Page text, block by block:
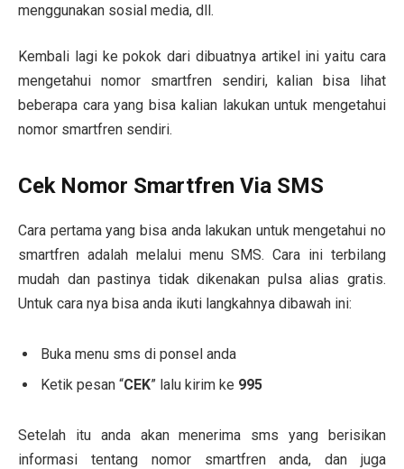
menggunakan sosial media, dll.
Kembali lagi ke pokok dari dibuatnya artikel ini yaitu cara
mengetahui nomor smartfren sendiri, kalian bisa lihat
beberapa cara yang bisa kalian lakukan untuk mengetahui
nomor smartfren sendiri.
Cek Nomor Smartfren Via SMS
Cara pertama yang bisa anda lakukan untuk mengetahui no
smartfren adalah melalui menu SMS. Cara ini terbilang
mudah dan pastinya tidak dikenakan pulsa alias gratis.
Untuk cara nya bisa anda ikuti langkahnya dibawah ini:
Buka menu sms di ponsel anda
Ketik pesan “CEK” lalu kirim ke 995
Setelah itu anda akan menerima sms yang berisikan
informasi tentang nomor smartfren anda, dan juga